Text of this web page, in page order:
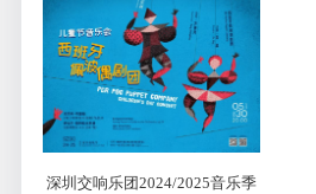
深圳交响乐团2024/2025音乐季